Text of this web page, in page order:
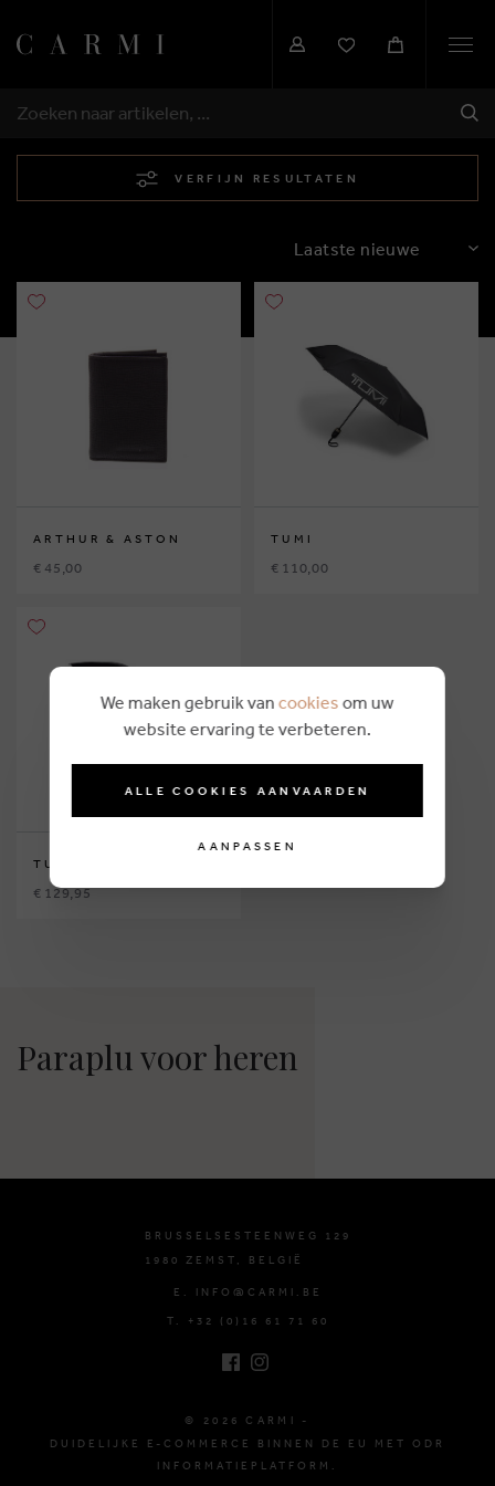
ZOEKEN
VERFIJN RESULTATEN
SORTEREN
ARTHUR & ASTON
€ 45,00
TUMI
€ 110,00
TUMI
€ 129,95
Paraplu voor heren
BRUSSELSESTEENWEG 129
1980 ZEMST, BELGIË
E. INFO@CARMI.BE
T. +32 (0)16 61 71 60
© 2026 CARMI -
DUIDELIJKE E-COMMERCE BINNEN DE EU MET ODR
INFORMATIEPLATFORM.
We maken gebruik van cookies om uw
website ervaring te verbeteren.
ALLE COOKIES AANVAARDEN
AANPASSEN